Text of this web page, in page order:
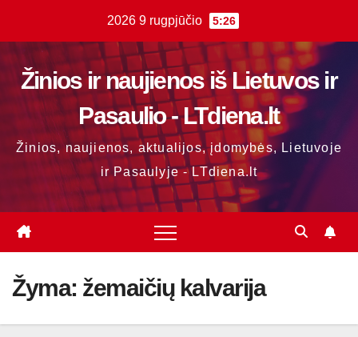
content
2026 9 rugpjūčio 5:26
Žinios ir naujienos iš Lietuvos ir
Pasaulio - LTdiena.lt
Žinios, naujienos, aktualijos, įdomybės, Lietuvoje
ir Pasaulyje - LTdiena.lt
Žyma: žemaičių kalvarija